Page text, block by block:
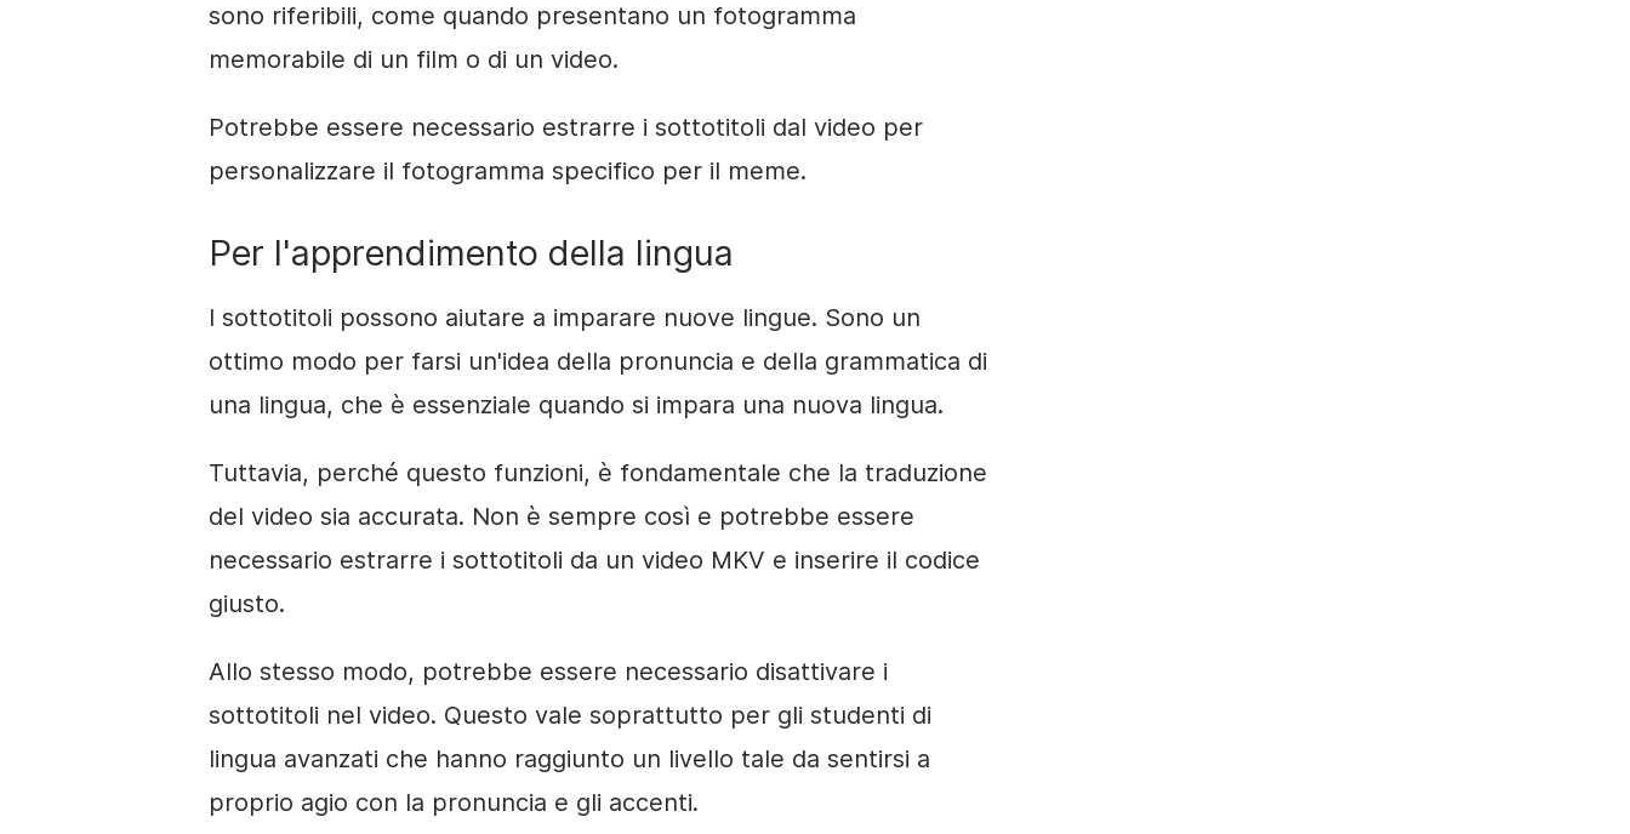
sono riferibili, come quando presentano un fotogramma
memorabile di un film o di un video.
Potrebbe essere necessario estrarre i sottotitoli dal video per
personalizzare il fotogramma specifico per il meme.
Per l'apprendimento della lingua
I sottotitoli possono aiutare a imparare nuove lingue. Sono un
ottimo modo per farsi un'idea della pronuncia e della grammatica di
una lingua, che è essenziale quando si impara una nuova lingua.
Tuttavia, perché questo funzioni, è fondamentale che la traduzione
del video sia accurata. Non è sempre così e potrebbe essere
necessario estrarre i sottotitoli da un video MKV e inserire il codice
giusto.
Allo stesso modo, potrebbe essere necessario disattivare i
sottotitoli nel video. Questo vale soprattutto per gli studenti di
lingua avanzati che hanno raggiunto un livello tale da sentirsi a
proprio agio con la pronuncia e gli accenti.